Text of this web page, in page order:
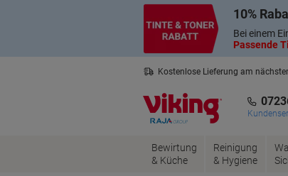
10%
Bei einem
Passende
Kostenlose Lieferung am
Bewirtung
& Küche
Reinigung
& Hygiene